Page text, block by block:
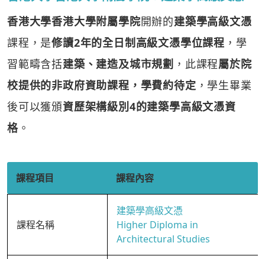
香港大學香港大學附屬學院開辦的建築學高級文憑
課程，是修讀2年的全日制高級文憑學位課程 ，學
習範疇含括建築、建造及城市規劃 ，此課程屬於院
校提供的非政府資助課程，學費約待定 ，學生畢業
後可以獲頒資歷架構級別4的建築學高級文憑資
格。
課程項目 課程內容
課程名稱
建築學高級文憑
Higher Diploma in
Architectural Studies